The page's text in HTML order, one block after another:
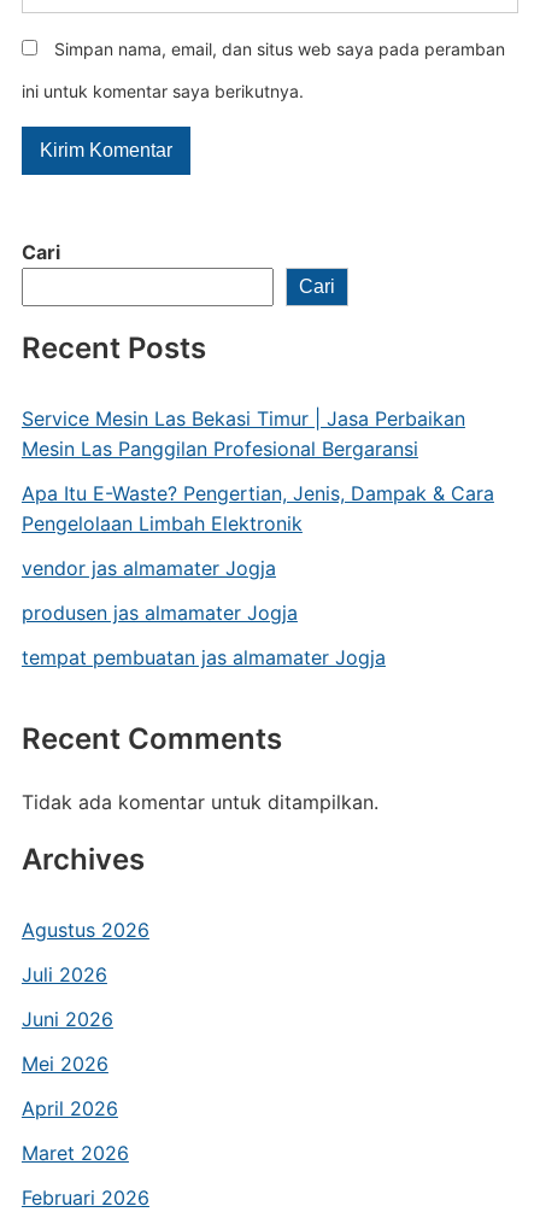
Cari
Cari
Recent Posts
Service Mesin Las Bekasi Timur | Jasa Perbaikan
Mesin Las Panggilan Profesional Bergaransi
Apa Itu E-Waste? Pengertian, Jenis, Dampak & Cara
Pengelolaan Limbah Elektronik
vendor jas almamater Jogja
produsen jas almamater Jogja
tempat pembuatan jas almamater Jogja
Recent Comments
Tidak ada komentar untuk ditampilkan.
Archives
Agustus 2026
Juli 2026
Juni 2026
Mei 2026
April 2026
Maret 2026
Februari 2026
Simpan nama, email, dan situs web saya pada peramban
ini untuk komentar saya berikutnya.